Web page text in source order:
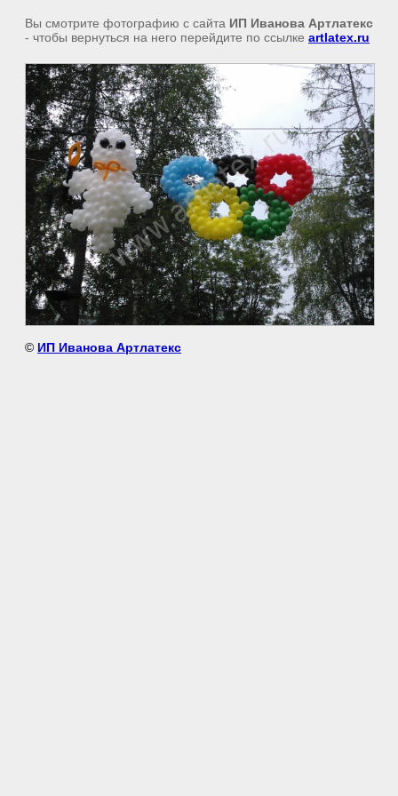
Вы смотрите фотографию с сайта ИП Иванова Артлатекс
- чтобы вернуться на него перейдите по ссылке artlatex.ru
© ИП Иванова Артлатекс